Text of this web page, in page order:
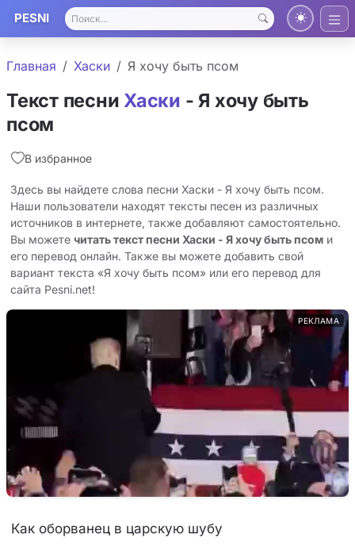
PESNI
Главная Хаски Я хочу быть псом
Текст песни Хаски - Я хочу быть
псом
В избранное
Здесь вы найдете слова песни Хаски - Я хочу быть псом.
Наши пользователи находят тексты песен из различных
источников в интернете, также добавляют самостоятельно.
Вы можете читать текст песни Хаски - Я хочу быть псом и
его перевод онлайн. Также вы можете добавить свой
вариант текста «Я хочу быть псом» или его перевод для
сайта Pesni.net!
РЕКЛАМА
Как оборванец в царскую шубу